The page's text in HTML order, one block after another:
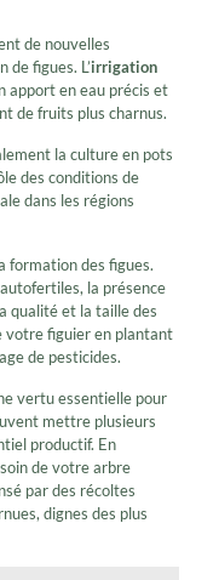
de nouvelles
figues. L’irrigation
apport en eau précis et
de fruits plus charnus.
la culture en pots
des conditions de
dans les régions
formation des figues.
la présence
qualité et la taille des
votre figuier en plantant
de pesticides.
vertu essentielle pour
mettre plusieurs
productif. En
de votre arbre
par des récoltes
dignes des plus